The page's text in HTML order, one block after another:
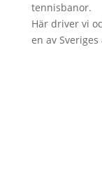
tennisbanor.
Här driver vi
en av